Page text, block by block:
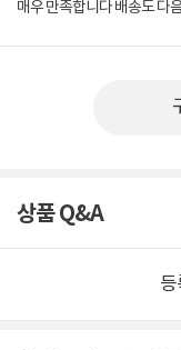
매우 만족합니다 배송도 다
상품 Q&A
등